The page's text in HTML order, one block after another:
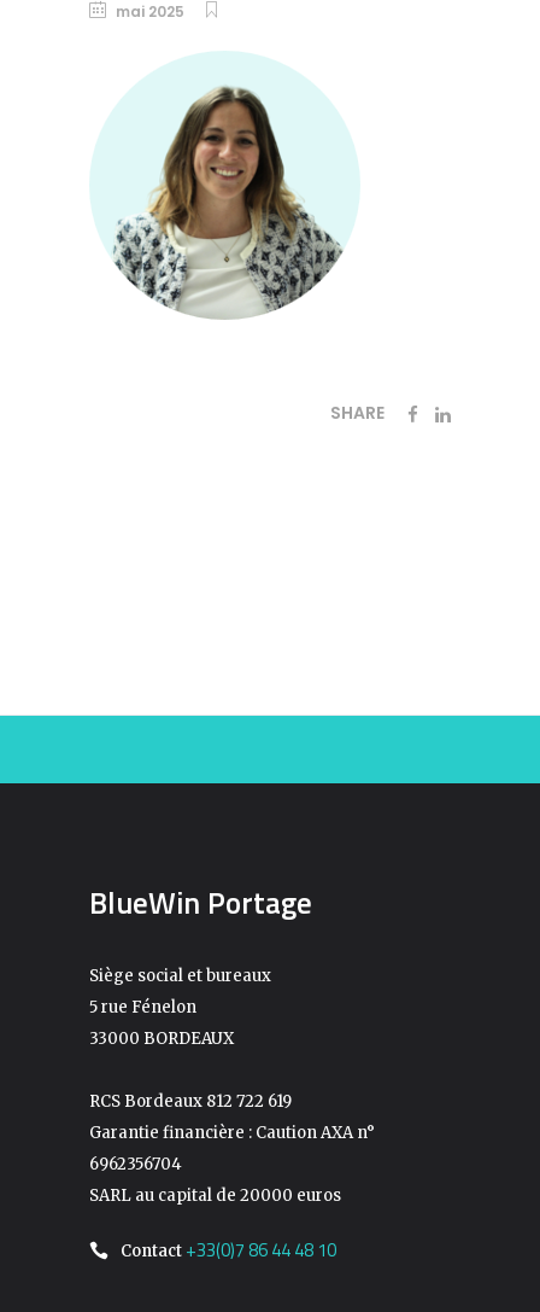
mai 2025
SHARE
BlueWin Portage
Siège social et bureaux
5 rue Fénelon
33000 BORDEAUX
RCS Bordeaux 812 722 619
Garantie financière : Caution AXA n°
6962356704
SARL au capital de 20000 euros
Contact +33(0)7 86 44 48 10